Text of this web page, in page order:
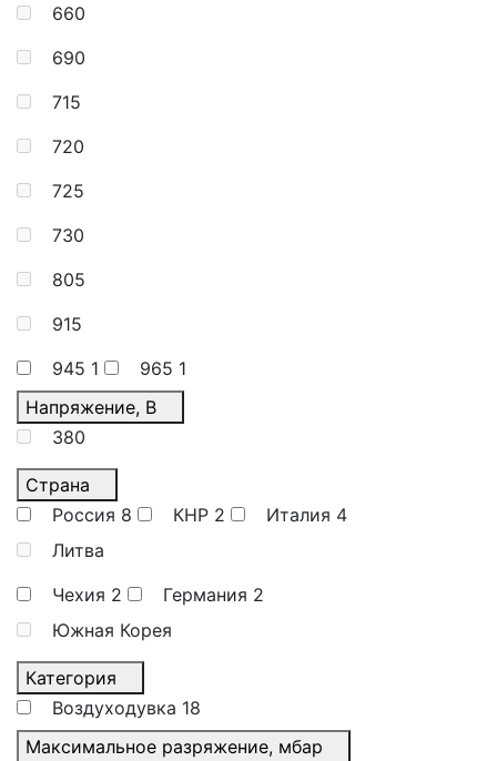
660
690
715
720
725
730
805
915
945 1 965 1
Напряжение, В
380
Страна
Россия 8 КНР 2 Италия 4
Литва
Чехия 2 Германия 2
Южная Корея
Категория
Воздуходувка 18
Максимальное разряжение, мбар